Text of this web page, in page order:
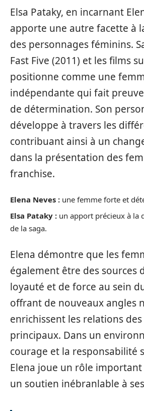
Elsa Pataky, en incarnant
apporte une autre facette à
des personnages féminins.
Fast Five (2011) et les films
positionne comme une
indépendante qui fait
de détermination. Son
développe à travers les
contribuant ainsi à un
dans la présentation des
franchise.
Elena Neves : une femme forte et
Elsa Pataky : un apport précieux à la
de la saga.
Elena démontre que les
également être des sources
loyauté et de force au sein
offrant de nouveaux angles
enrichissent les relations
principaux. Dans un
courage et la responsabilité
Elena joue un rôle
un soutien inébranlable à